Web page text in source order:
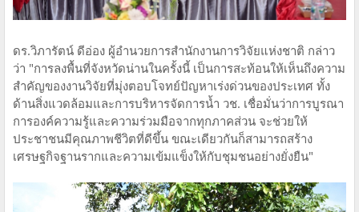
ดร.วิภารัตน์ ดีอ่อง ผู้อำนวยการสำนักงานการวิจัยแห่งชาติ กล่าว
ว่า "การลงพื้นที่จังหวัดน่านในครั้งนี้ เป็นการสะท้อนให้เห็นถึงความ
สำคัญของงานวิจัยที่มุ่งตอบโจทย์ปัญหาเร่งด่วนของประเทศ ทั้ง
ด้านสิ่งแวดล้อมและการบริหารจัดการน้ำ วช. เชื่อมั่นว่าการบูรณา
การองค์ความรู้และความร่วมมือจากทุกภาคส่วน จะช่วยให้
ประชาชนมีคุณภาพชีวิตที่ดีขึ้น ขณะเดียวกันก็สามารถสร้าง
เศรษฐกิจฐานรากและความเข้มแข็งให้กับชุมชนอย่างยั่งยืน"